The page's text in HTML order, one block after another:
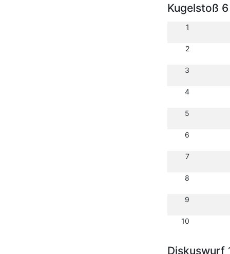
Kugelstoß
1
2
3
4
5
6
7
8
9
10
Diskuswurf